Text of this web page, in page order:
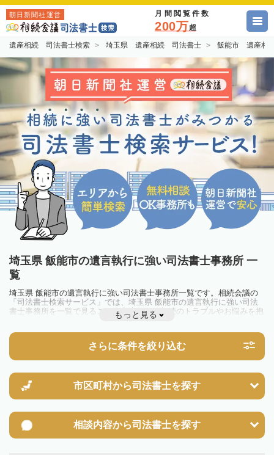
朝日新聞社運営 月間閲覧件数
200万超
遺産相続 司法書士検索 埼玉県 遺産相続 司法書士 飯能市 遺産相
埼玉県 飯能市の遺言執行に強い司法書士事務所 一
覧
埼玉県 飯能市の遺言執行に強い司法書士事務所一覧です。相続会議の
「司法書士検索サービス」では、埼玉県 飯能市の遺言執行に強い司法
書士事務所を一覧で見ることが出来ます。相続のトラブルやお悩みを抱
えている方は一度近隣の司法書士に相談してみましょう。
もっと見る
さらに条件を絞り込む
市区町村から司法書士を探す
相談内容から司法書士を探す